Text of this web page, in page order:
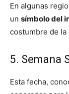
En algunas
un símbolo del
costumbre de la
5. Semana
Esta fecha,